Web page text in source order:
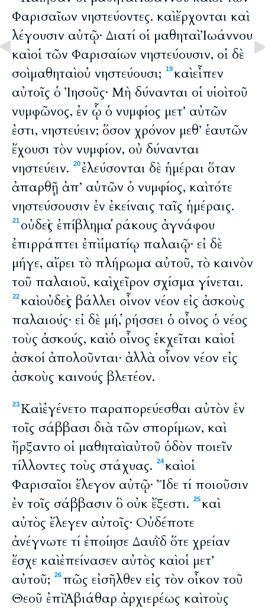
Φαρισαῖων νηστεύοντες. καὶ ἔρχονται καὶ
λέγουσιν αὐτῷ· Διατί οἱ μαθηταὶ Ἰωάννου
καὶ οἱ τῶν Φαρισαίων νηστεύουσιν, οἱ δὲ
σοὶ μαθηταὶ οὐ νηστεύουσι;
19καὶ εἶπεν
αὐτοῖς ὁ Ἰησοῦς· Μὴ δύνανται οἱ υἱοὶ τοῦ
νυμφῶνος, ἐν ᾧ ὁ νυμφίος μετ’ αὐτῶν
ἐστι, νηστεύειν; ὅσον χρόνον μεθ’ ἑαυτῶν
ἔχουσι τὸν νυμφίον, οὐ δύνανται
νηστεύειν.
20 ἐλεύσονται δὲ ἡμέραι ὅταν
ἀπαρθῇ ἀπ’ αὐτῶν ὁ νυμφίος, καὶ τότε
νηστεύσουσιν ἐν ἐκείναις ταῖς ἡμέραις.
21 οὐδεὶς ἐπίβλημα ῥάκους ἀγνάφου
ἐπιρράπτει ἐπὶ ἱματίῳ παλαιῷ· εἰ δὲ
μήγε, αἴρει τὸ πλήρωμα αὐτοῦ, τὸ καινὸν
τοῦ παλαιοῦ, καὶ χεῖρον σχίσμα γίνεται.
22καὶ οὐδεὶς βάλλει οἶνον νέον εἰς ἀσκοὺς
παλαιούς· εἰ δὲ μή, ῥήσσει ὁ οἶνος ὁ νέος
τοὺς ἀσκούς, καὶ ὁ οἶνος ἐκχεῖται καὶ οἱ
ἀσκοί ἀπολοῦνται· ἀλλὰ οἶνον νέον εἰς
ἀσκοὺς καινούς βλετέον.
23Καὶ ἐγένετο παραπορεύεσθαι αὐτὸν ἐν
τοῖς σάββασι διὰ τῶν σπορίμων, καὶ
ἤρξαντο οἱ μαθηταὶ αὐτοῦ ὁδὸν ποιεῖν
τίλλοντες τοὺς στάχυας.
24καὶ οἱ
Φαρισαῖοι ἔλεγον αὐτῷ· Ἴδε τί ποιοῦσιν
ἐν τοῖς σάββασιν ὃ οὐκ ἔξεστι.
25καὶ
αὐτὸς ἔλεγεν αὐτοῖς· Οὐδέποτε
ἀνέγνωτε τί ἐποίησε Δαυῒδ ὅτε χρείαν
ἔσχε καὶ ἐπείνασεν αὐτὸς καὶ οἱ μετ’
αὐτοῦ;
26πῶς εἰσῆλθεν εἰς τὸν οἶκον τοῦ
Θεοῦ ἐπὶ Ἀβιάθαρ ἀρχιερέως καὶ τοὺς